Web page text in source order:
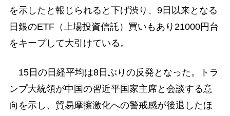
を示したと報じられると下げ渋り、9日以来となる
日銀のETF（上場投資信託）買いもあり21000円台
をキープして大引けている。
15日の日経平均は8日ぶりの反発となった。トラ
ンプ大統領が中国の習近平国家主席と会談する意
向を示し、貿易摩擦激化への警戒感が後退したほ